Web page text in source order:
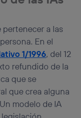
a las
En el
1/1996, del 12
refundido de la
que se
que crea alguna
modelo de IA